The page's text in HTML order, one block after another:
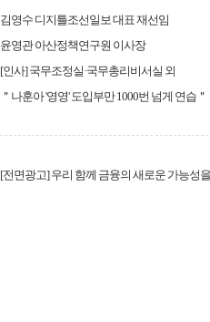
김영수 디지틀조선일보 대표 재선임
윤영관 아산정책연구원 이사장
[인사] 국무조정실·국무총리비서실 외
＂나훈아 '영영' 도입부만 1000번 넘게 연습＂
[전면광고] 우리 함께 금융의 새로운 가능성